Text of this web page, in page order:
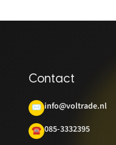
Contact
✉ info@voltrade.nl
☎ 085-3332395